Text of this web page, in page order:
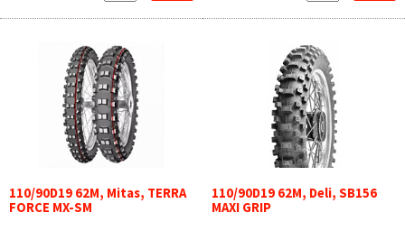
110/90D19 62M, Mitas, TERRA
FORCE MX-SM
110/90D19 62M, Deli, SB156
MAXI GRIP